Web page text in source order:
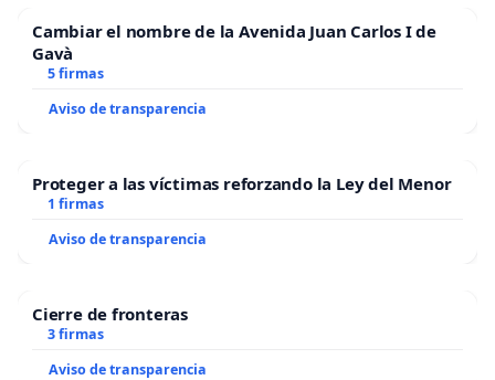
Cambiar el nombre de la Avenida Juan Carlos I de
Gavà
5 firmas
Aviso de transparencia
Proteger a las víctimas reforzando la Ley del Menor
1 firmas
Aviso de transparencia
Cierre de fronteras
3 firmas
Aviso de transparencia